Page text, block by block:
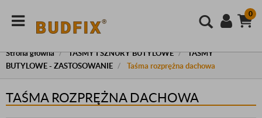
0
Strona główna TAŚMY I SZNURY BUTYLOWE
TAŚMY
BUTYLOWE - ZASTOSOWANIE
Taśma rozprężna dachowa
TAŚMA ROZPRĘŻNA DACHOWA